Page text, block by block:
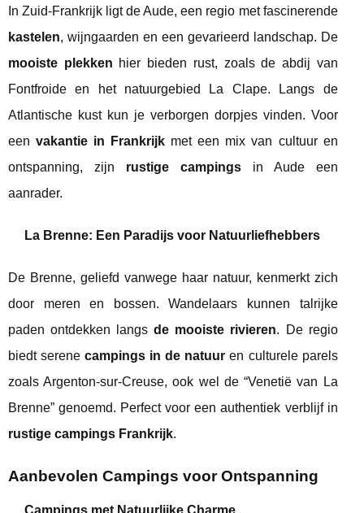
In Zuid-Frankrijk ligt de Aude, een regio met fascinerende
kastelen, wijngaarden en een gevarieerd landschap. De
mooiste plekken hier bieden rust, zoals de abdij van
Fontfroide en het natuurgebied La Clape. Langs de
Atlantische kust kun je verborgen dorpjes vinden. Voor
eenvakantie in Frankrijk met een mix van cultuur en
ontspanning, zijn rustige campingsin Aude een
aanrader.
La Brenne: Een Paradijs voor Natuurliefhebbers
De Brenne, geliefd vanwege haar natuur, kenmerkt zich
door meren en bossen. Wandelaars kunnen talrijke
paden ontdekken langsde mooiste rivieren. De regio
biedt serenecampings in de natuur en culturele parels
zoals Argenton-sur-Creuse, ook wel de “Venetië van La
Brenne” genoemd. Perfect voor een authentiek verblijf in
rustige campings Frankrijk.
Aanbevolen Campings voor Ontspanning